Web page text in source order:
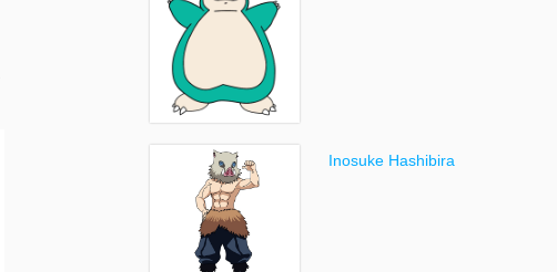
Inosuke Hashibira